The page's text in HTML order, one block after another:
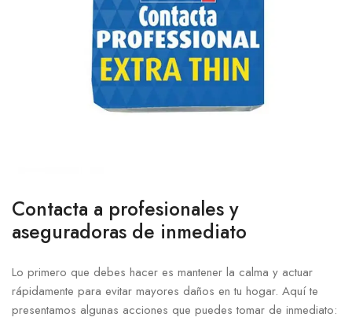
Contacta a profesionales y
aseguradoras de ‌inmediato
Lo primero que debes hacer es mantener la calma y actuar
rápidamente para evitar mayores daños‍ en tu hogar. Aquí te
⁤presentamos algunas acciones que puedes tomar de inmediato: